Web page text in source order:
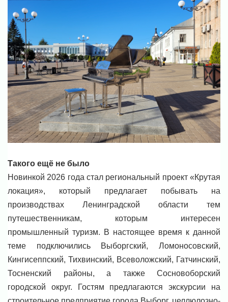
Такого ещё не было
Новинкой 2026 года стал региональный проект «Крутая
локация», который предлагает побывать на
производствах Ленинградской области тем
путешественникам, которым интересен
промышленный туризм. В настоящее время к данной
теме подключились Выборгский, Ломоносовский,
Кингисеппский, Тихвинский, Всеволожский, Гатчинский,
Тосненский районы, а также Сосновоборский
городской округ. Гостям предлагаются экскурсии на